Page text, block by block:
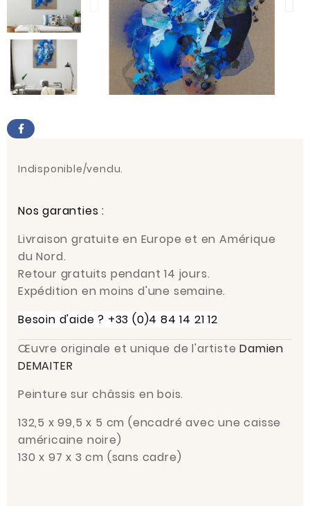
Indisponible/vendu.
Nos garanties :
Livraison gratuite en Europe et en Amérique
du Nord.
Retour gratuits pendant 14 jours.
Expédition en moins d'une semaine.
Besoin d'aide ? +33 (0)4 84 14 21 12
Œuvre originale et unique de l'artisteDamien
DEMAITER
Peinture sur châssis en bois.
132,5 x 99,5 x 5 cm (encadré avec une caisse
américaine noire)
130 x 97 x 3 cm (sans cadre)